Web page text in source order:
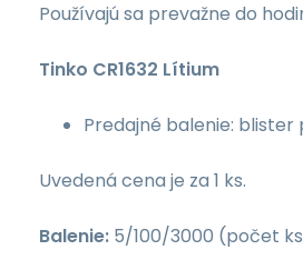
Používajú sa prevažne do
Tinko CR1632 Lítium
Predajné balenie: blister
Uvedená cena je za 1 ks.
Balenie: 5/100/3000 (počet